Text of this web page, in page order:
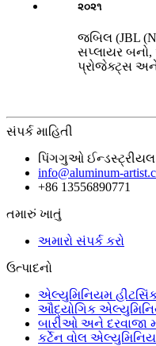
૨૦૨૧
જબિલ (JBL
સપ્લાયર
પ્રોજેક્ટ્સ
સંપર્ક માહિતી
પિંગગુઓ
info@aluminum-
+86 13556890771
તમારું ખાતું
અમારો સંપર્ક કરો
ઉત્પાદનો
એલ્યુમિનિયમ
ઔદ્યોગિક
બારીઓ અને દરવાજા
કર્ટેન વોલ